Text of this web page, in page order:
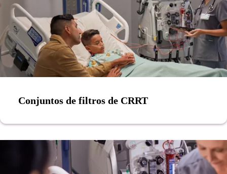
Conjuntos de filtros de CRRT